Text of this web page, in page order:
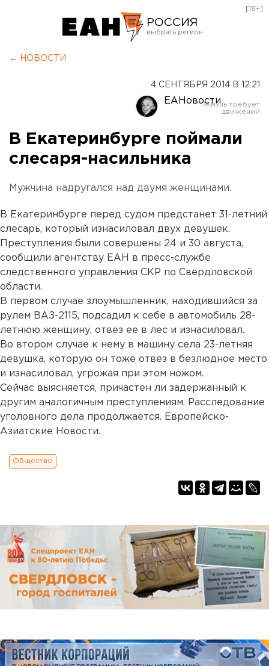
РОССИЯ
Оренбург
[18+]
← НОВОСТИ
4 СЕНТЯБРЯ 2014 В 12:21
ЕАНовости
В Екатеринбурге поймали
слесаря-насильника
Мужчина надругался над двумя женщинами.
В Екатеринбурге перед судом предстанет 31-летний
слесарь, который изнасиловал двух девушек.
Преступления были совершены 24 и 30 августа,
сообщили агентству ЕАН в пресс-службе
следственного управления СКР по Свердловской
области.
В первом случае злоумышленник, находившийся за
рулем ВАЗ-2115, подсадил к себе в автомобиль 28-
летнюю женщину, отвез ее в лес и изнасиловал.
Во втором случае к нему в машину села 23-летняя
девушка, которую он тоже отвез в безлюдное место
и изнасиловал, угрожая при этом ножом.
Сейчас выясняется, причастен ли задержанный к
другим аналогичным преступлениям. Расследование
уголовного дела продолжается. Европейско-
Азиатские Новости.
Общество